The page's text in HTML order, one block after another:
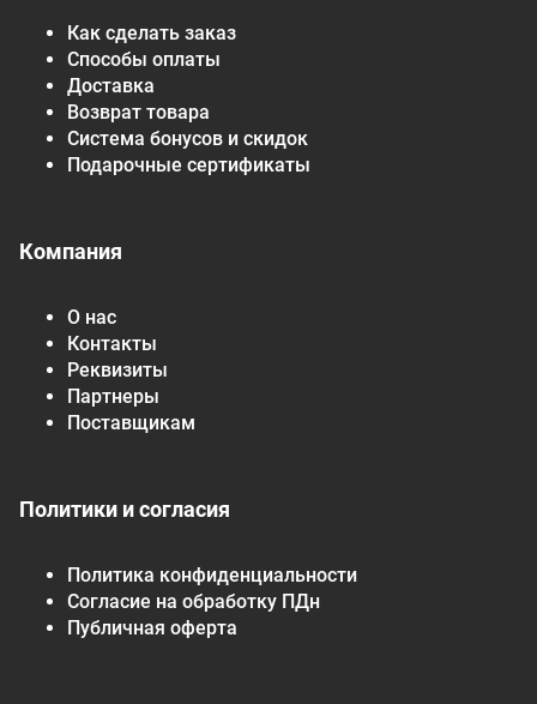
Как сделать заказ
Способы оплаты
Доставка
Возврат товара
Система бонусов и скидок
Подарочные сертификаты
Компания
О нас
Контакты
Реквизиты
Партнеры
Поставщикам
Политики и согласия
Политика конфиденциальности
Согласие на обработку ПДн
Публичная оферта